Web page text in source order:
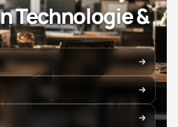
Technologie &